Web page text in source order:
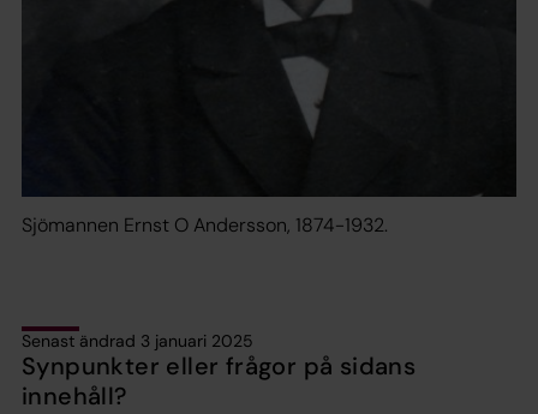
Sjömannen Ernst O Andersson, 1874-1932.
Senast ändrad 3 januari 2025
Synpunkter eller frågor på sidans
innehåll?